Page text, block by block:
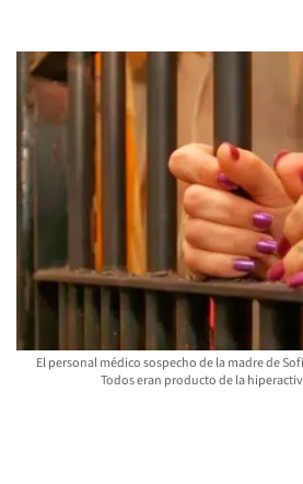
El personal médico sospecho de la madre de
Todos eran producto de la